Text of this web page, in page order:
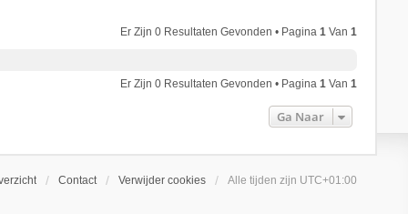
Er Zijn 0 Resultaten Gevonden • Pagina1 Van1
Er Zijn 0 Resultaten Gevonden • Pagina1 Van1
Ga Naar
Contact Verwijder cookies Alle tijden zijn UTC+01:00